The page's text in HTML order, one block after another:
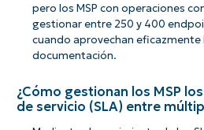
pero los MSP con operaciones
gestionar entre 250 y 400
cuando aprovechan eficazmente
documentación.
¿Cómo gestionan los MSP
de servicio (SLA) entre